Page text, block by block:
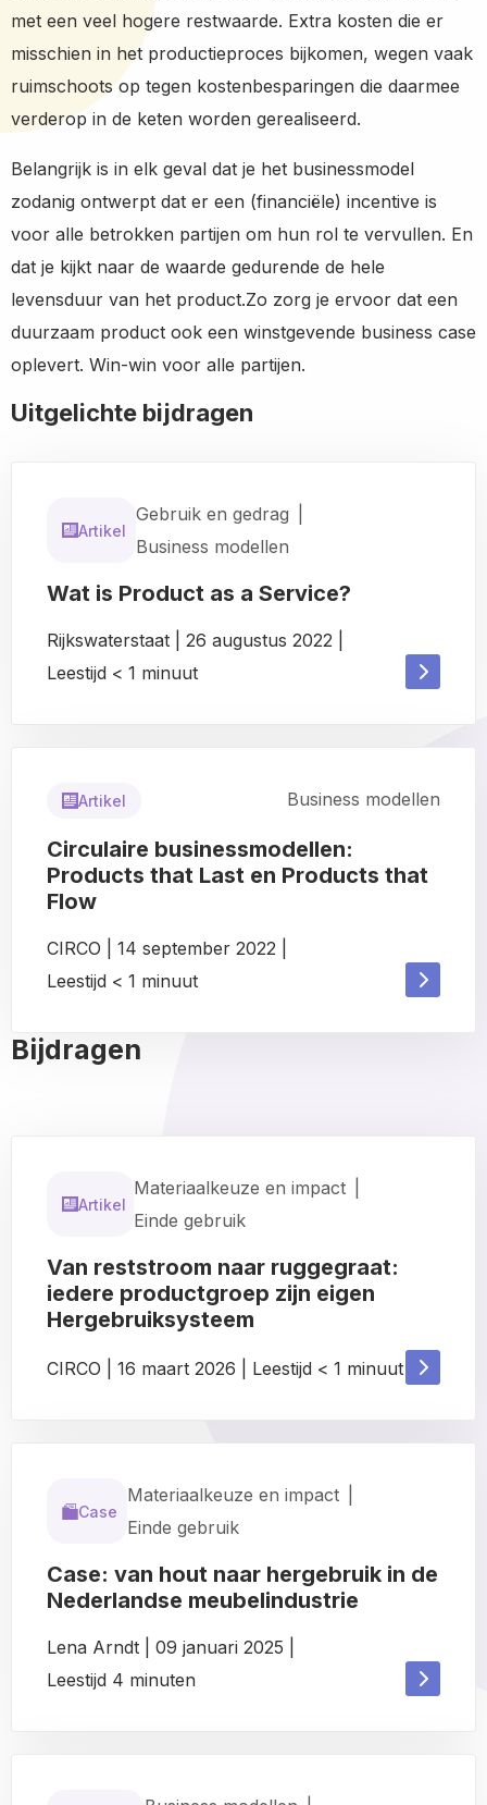
met een veel hogere restwaarde. Extra kosten die er
misschien in het productieproces bijkomen, wegen vaak
ruimschoots op tegen kostenbesparingen die daarmee
verderop in de keten worden gerealiseerd.
Belangrijk is in elk geval dat je het businessmodel
zodanig ontwerpt dat er een (financiële) incentive is
voor alle betrokken partijen om hun rol te vervullen. En
dat je kijkt naar de waarde gedurende de hele
levensduur van het product.Zo zorg je ervoor dat een
duurzaam product ook een winstgevende business case
oplevert. Win-win voor alle partijen.
Uitgelichte bijdragen
Artikel
Gebruik en gedrag
Business modellen
Wat is Product as a Service?
Rijkswaterstaat 26 augustus 2022
Leestijd < 1 minuut
Read
Artikel Business modellen
Circulaire businessmodellen:
Products that Last en Products that
Flow
CIRCO 14 september 2022
Leestijd < 1 minuut
Read
more
about
Bijdragen
Artikel
Materiaalkeuze en impact
Einde gebruik
Van reststroom naar ruggegraat:
iedere productgroep zijn eigen
Hergebruiksysteem
CIRCO 16 maart 2026 Leestijd < 1 minuut
Read
Case
Materiaalkeuze en impact
Einde gebruik
Case: van hout naar hergebruik in de
Nederlandse meubelindustrie
Lena Arndt 09 januari 2025
Leestijd 4 minuten
Read